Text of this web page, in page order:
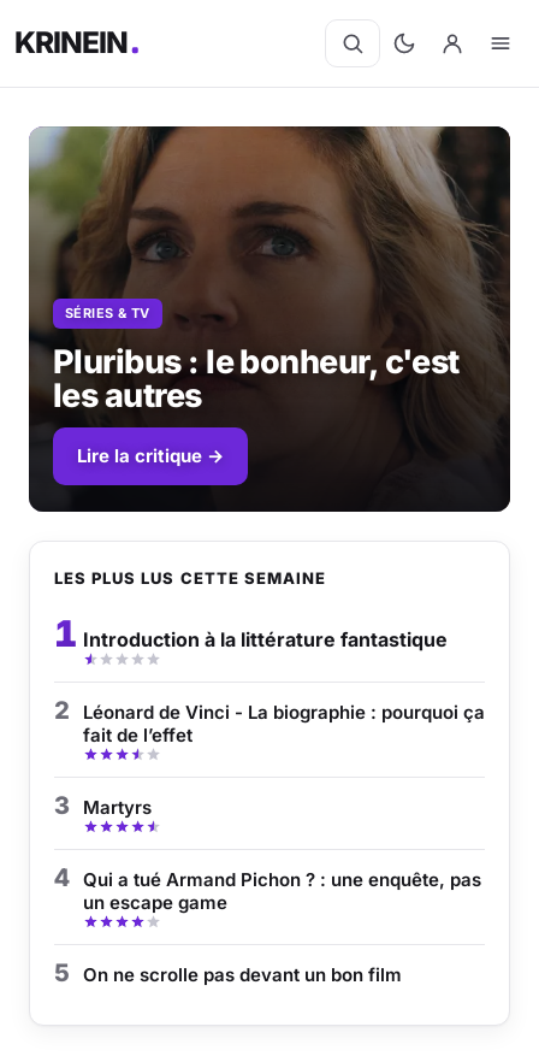
KRINEIN
SÉRIES & TV
Pluribus : le bonheur, c'est
les autres
Lire la critique →
LES PLUS LUS CETTE SEMAINE
1 Introduction à la littérature fantastique
2
Léonard de Vinci - La biographie : pourquoi ça
fait de l’effet
3 Martyrs
4 Qui a tué Armand Pichon ? : une enquête, pas
un escape game
5 On ne scrolle pas devant un bon film